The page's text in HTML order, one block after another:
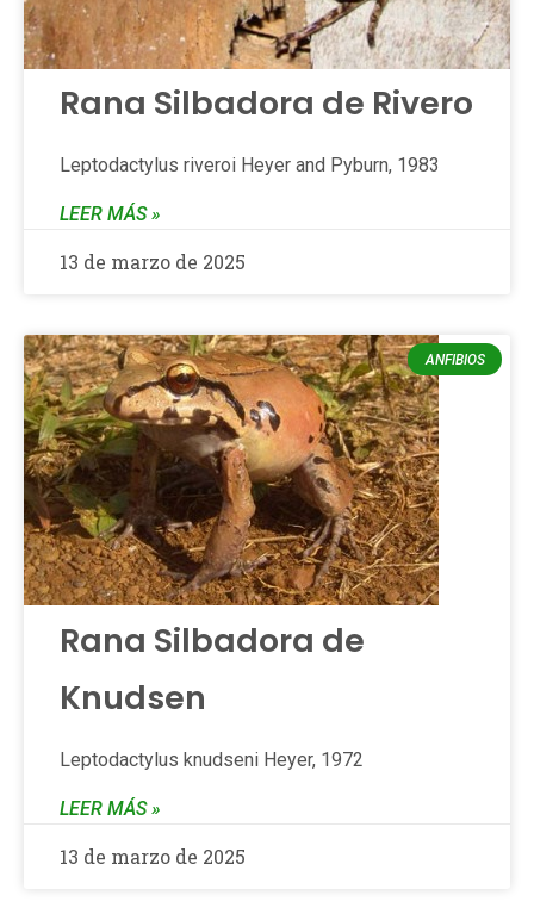
Rana Silbadora de Rivero
Leptodactylus riveroi Heyer and Pyburn, 1983
LEER MÁS »
13 de marzo de 2025
ANFIBIOS
Rana Silbadora de
Knudsen
Leptodactylus knudseni Heyer, 1972
LEER MÁS »
13 de marzo de 2025